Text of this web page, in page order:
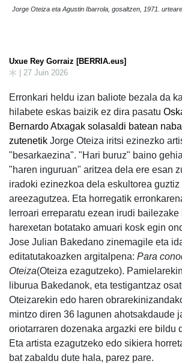
Jorge Oteiza eta Agustin Ibarrola, gosaltzen, 1971.
Uxue Rey Gorraiz [BERRIA.eus]
| 27 Juin 2026
Erronkari heldu izan baliote bezala da
hilabete eskas baizik ez dira pasatu
Bernardo Atxagak solasaldi batean
zutenetik Jorge Oteiza iritsi ezinezko
"besarkaezina". "Hari buruz" baino
"haren inguruan" aritzea dela ere esan
iradoki ezinezkoa dela eskultorea guztiz
areezagutzea. Eta horregatik
lerroari erreparatu ezean irudi bailezake
harexetan botatako amuari kosk egin
Jose Julian Bakedano zinemagile eta
editatutakoazken argitalpena: Para
Oteiza(Oteiza ezagutzeko).
liburua Bakedanok, eta testigantzaz
Oteizarekin edo haren
mintzo diren 36 lagunen ahotsakdaude
oriotarraren dozenaka argazki ere bildu
Eta artista ezagutzeko edo sikiera
bat zabaldu dute hala, parez pare.